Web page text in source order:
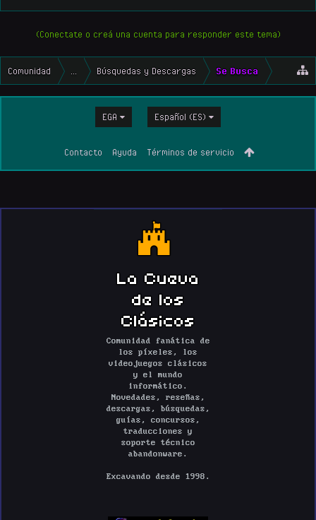
(Conectate o creá una cuenta para responder este tema)
Comunidad Búsquedas y Descargas Se Busca
EGA Español (ES)
Contacto Ayuda Términos de servicio
La Cueva
de los
Clásicos
Comunidad fanática de
los píxeles, los
videojuegos clásicos
y el mundo
informático.
Novedades, reseñas,
descargas, búsquedas,
guías, concursos,
traducciones y
soporte técnico
abandonware.
Excavando desde 1998.